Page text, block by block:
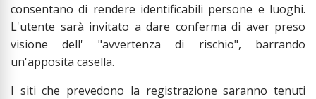
consentano di rendere identificabili persone e luoghi.
L'utente sarà invitato a dare conferma di aver preso
visione dell' "avvertenza di rischio", barrando
un'apposita casella.
I siti che prevedono la registrazione saranno tenuti